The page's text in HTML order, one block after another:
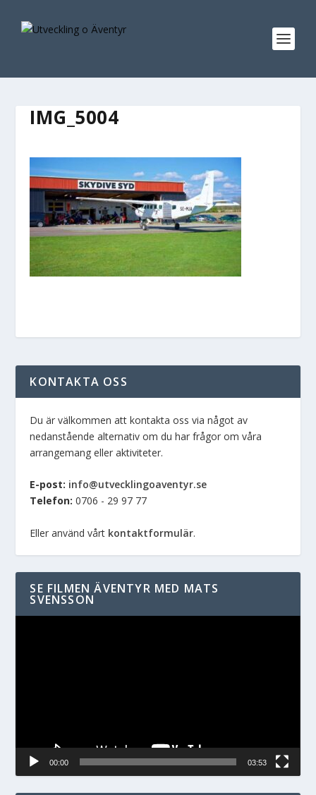
IMG_5004
KONTAKTA OSS
Du är välkommen att kontakta oss via något av
nedanstående alternativ om du har frågor om våra
arrangemang eller aktiviteter.
E-post: info@utvecklingoaventyr.se
Telefon: 0706 - 29 97 77
Eller använd vårt kontaktformulär.
SE FILMEN ÄVENTYR MED MATS
SVENSSON
00:00 03:53